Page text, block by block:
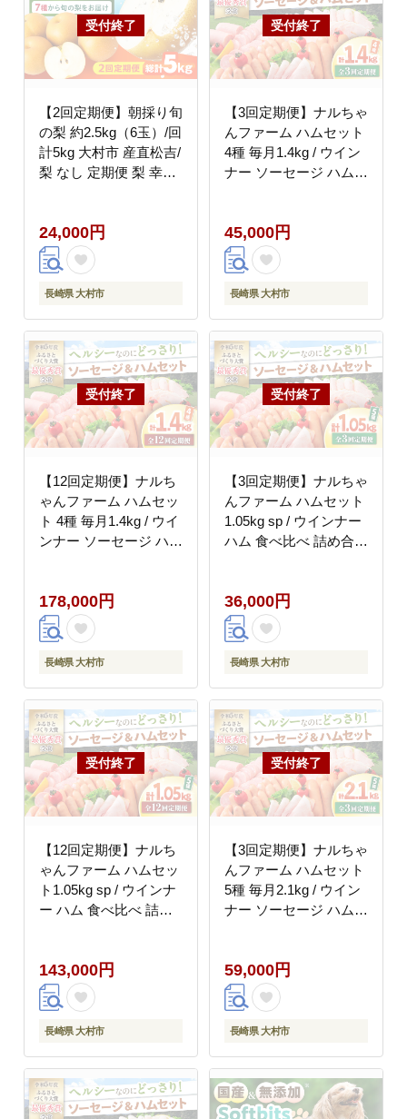
【2回定期便】朝採り旬
の梨 約2.5kg（6玉）/回
計5kg 大村市 産直松吉/
梨 なし 定期便 梨 幸水
んた [ACZC012]
24,000円
長崎県 大村市
【3回定期便】ナルちゃ
んファーム ハムセット
4種 毎月1.4kg / ウイン
ナー ソーセージ ハム /
[ACAA350]
45,000円
長崎県 大村市
【12回定期便】ナルち
ゃんファーム ハムセッ
ト 4種 毎月1.4kg / ウイ
ンナー ソーセージ ハム
[ACAA352]
178,000円
長崎県 大村市
【3回定期便】ナルちゃ
んファーム ハムセット
1.05kg sp / ウインナー
ハム 食べ比べ 詰め合わ
[ACAA347]
36,000円
長崎県 大村市
【12回定期便】ナルち
ゃんファーム ハムセッ
ト1.05kg sp / ウインナ
ー ハム 食べ比べ 詰め
ュ [ACAA349]
143,000円
長崎県 大村市
【3回定期便】ナルちゃ
んファーム ハムセット
5種 毎月2.1kg / ウイン
ナー ソーセージ ハム /
[ACAA353]
59,000円
長崎県 大村市